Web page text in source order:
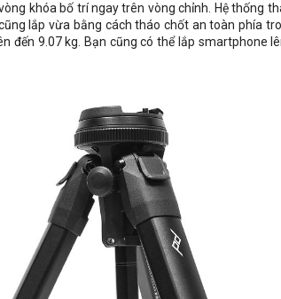
khóa bố trí ngay trên vòng chỉnh. Hệ thống
lắp vừa bằng cách tháo chốt an toàn phía
đến 9.07 kg . Bạn cũng có thể lắp smartphone